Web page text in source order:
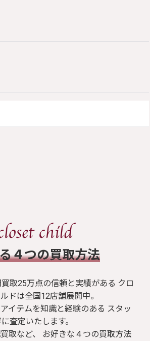
４つの買取方法
取25万点の信頼と実績がある クロ
ドは全国12店舗展開中。
イテムを知識と経験のある スタッ
査定いたします。
取など、 お好きな４つの買取方法